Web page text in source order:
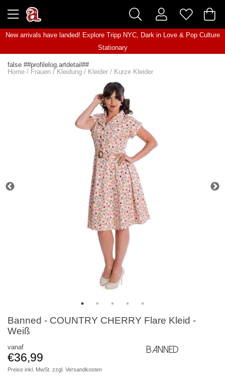
New arrivals have landed! Explore Tripp NYC, Dark in Love& Pop Culture
Stationary
false ##profilelog.artdetail##
Home / Frauen / Kleidung / Kleider / Kurze Kleider
Banned - COUNTRY CHERRY Flare Kleid -
Weiß
vanaf
€36,99
Preise inkl. MwSt. zzgl. Versandkosten
Banned